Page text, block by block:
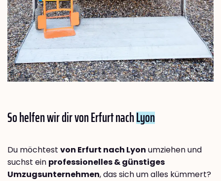
So helfen wir dir von Erfurt nachLyon
Du möchtest von Erfurt nach Lyon umziehen und
suchst ein professionelles & günstiges
Umzugsunternehmen, das sich um alles kümmert?